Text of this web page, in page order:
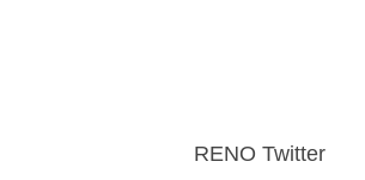
RENO Twitter